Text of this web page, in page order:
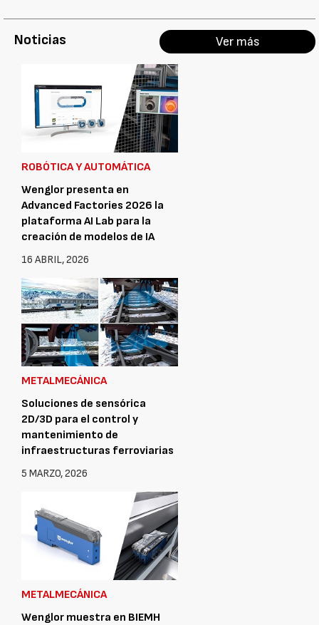
Noticias Ver más
ROBÓTICA Y AUTOMÁTICA
Wenglor presenta en
Advanced Factories 2026 la
plataforma AI Lab para la
creación de modelos de IA
16 ABRIL, 2026
METALMECÁNICA
Soluciones de sensórica
2D/3D para el control y
mantenimiento de
infraestructuras ferroviarias
5 MARZO, 2026
METALMECÁNICA
Wenglor muestra en BIEMH